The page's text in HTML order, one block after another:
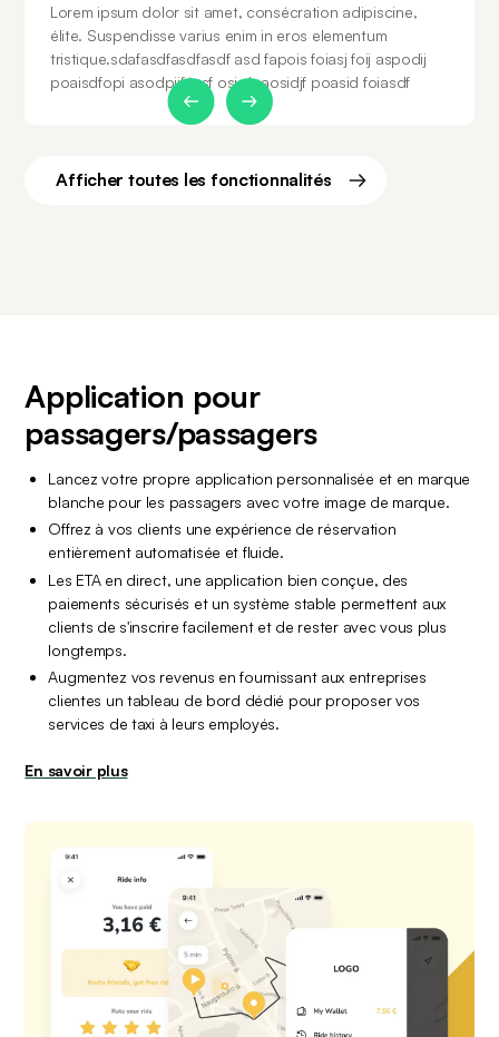
Lorem ipsum dolor sit amet, consécration adipiscine,
élite. Suspendisse varius enim in eros elementum
tristique.sdafasdfasdfasdf asd fapois foiasj foij aspodij
poaisdfopi asodpijf iosf osj dpaosidjf poasid foiasdf
Afficher toutes les fonctionnalités
Application pour
passagers/passagers
Lancez votre propre application personnalisée et en marque
blanche pour les passagers avec votre image de marque.
Offrez à vos clients une expérience de réservation
entièrement automatisée et fluide.
Les ETA en direct, une application bien conçue, des
paiements sécurisés et un système stable permettent aux
clients de s'inscrire facilement et de rester avec vous plus
longtemps.
Augmentez vos revenus en fournissant aux entreprises
clientes un tableau de bord dédié pour proposer vos
services de taxi à leurs employés.
En savoir plus